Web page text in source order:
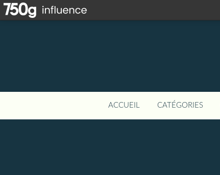
ACCUEIL CATÉGORIES